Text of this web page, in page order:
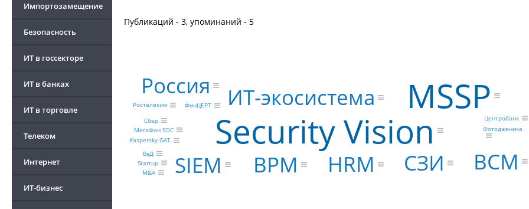
Импортозамещение
Безопасность
ИТ в госсекторе
ИТ в банках
ИТ в торговле
Телеком
Интернет
ИТ-бизнес
Публикаций - 3, упоминаний - 5
Security Vision
MSSP
ИТ-экосистема
SIEM BPM HRM СЗИ BCM
Россия
Фотодженика
Центробанк
ФинЦЕРТ
Ростелеком
Сбер
Kaspersky GAT
МегаФон SOC
ВэД
Startup
M&A